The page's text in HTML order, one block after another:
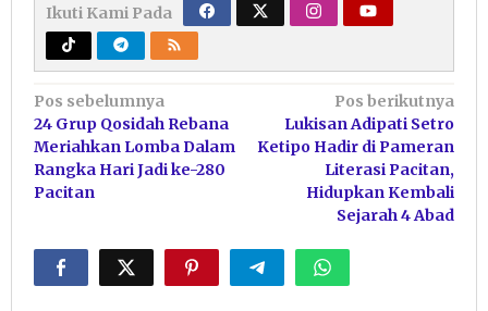
Ikuti Kami Pada
Navigasi
pos
Pos sebelumnya
24 Grup Qosidah Rebana
Meriahkan Lomba Dalam
Rangka Hari Jadi ke-280
Pacitan
Pos berikutnya
Lukisan Adipati Setro
Ketipo Hadir di Pameran
Literasi Pacitan,
Hidupkan Kembali
Sejarah 4 Abad